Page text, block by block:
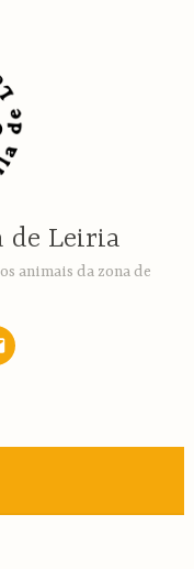
de Leiria
animais da zona de